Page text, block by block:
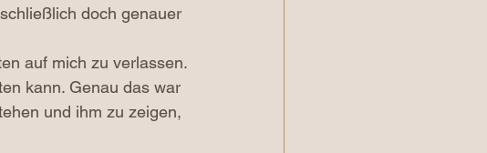
doch genauer
auf mich zu verlassen.
kann. Genau das war
und ihm zu zeigen,